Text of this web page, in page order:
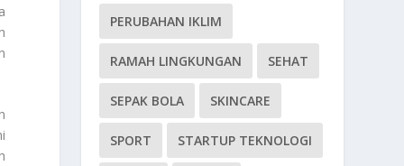
PERUBAHAN IKLIM
RAMAH LINGKUNGAN SEHAT
SEPAK BOLA SKINCARE
SPORT STARTUP TEKNOLOGI